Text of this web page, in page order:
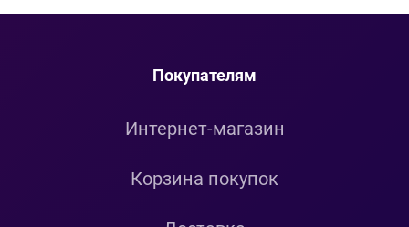
Покупателям
Интернет-магазин
Корзина покупок